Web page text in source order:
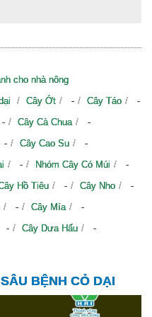
cho nhà nông
Cây Ớt - Cây Táo
-
- Cây Cà Chua
-
- Cây Cao Su
-
- Nhóm Cây Có Múi
-
Hồ Tiêu - Cây Nho
-
- Cây Mía
-
- Cây Dưa Hấu
-
BỆNH CỎ DẠI